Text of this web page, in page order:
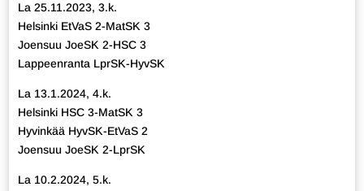
La 25.11.2023, 3.k.
Helsinki EtVaS 2-MatSK 3
Joensuu JoeSK 2-HSC 3
Lappeenranta LprSK-HyvSK
La 13.1.2024, 4.k.
Helsinki HSC 3-MatSK 3
Hyvinkää HyvSK-EtVaS 2
Joensuu JoeSK 2-LprSK
La 10.2.2024, 5.k.